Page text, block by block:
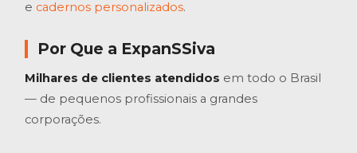
e cadernos personalizados.
Por Que a ExpanSSiva
Milhares de clientes atendidos em todo o Brasil
— de pequenos profissionais a grandes
corporações.